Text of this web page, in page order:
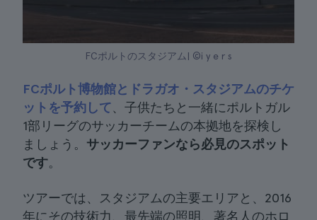
FCポルトのスタジアム| ©i y e r s
FCポルト博物館とドラガオ・スタジアムのチケ
ットを予約して 、子供たちと一緒にポルトガル
1部リーグのサッカーチームの本拠地を探検し
ましょう。 サッカーファンなら必見のスポット
です。
ツアーでは、スタジアムの主要エリアと、2016
年にその技術力、最先端の照明、著名人のホロ